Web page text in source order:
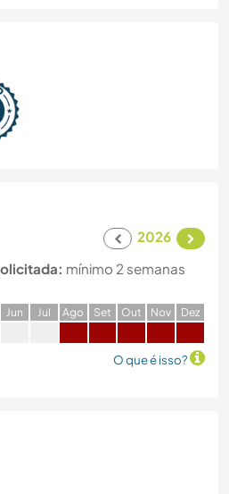
2026
mínimo 2 semanas
Jun Jul Ago Set Out Nov Dez
O que é isso?